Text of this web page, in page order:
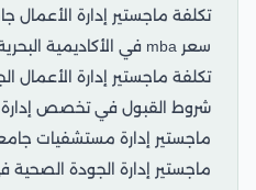
تكلفة ماجستير إدارة
سعر mba في الأكاديمية البحرية
تكلفة ماجستير إدارة الأعمال
شروط القبول في تخصص إدارة
ماجستير إدارة مستشفيات
ماجستير إدارة الجودة